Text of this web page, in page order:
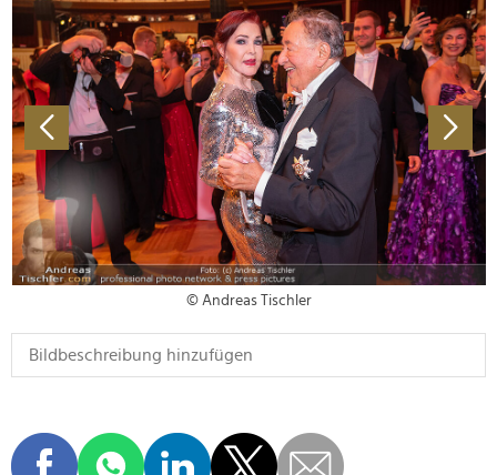
© Andreas Tischler